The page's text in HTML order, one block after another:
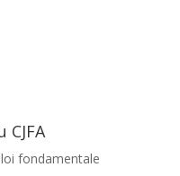
loi fondamentale